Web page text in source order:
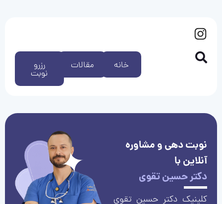
رزرو
نوبت
مقالات خانه
نوبت دهی و مشاوره
آنلاین با
دکتر حسین تقوی
کلینیک دکتر حسین تقوی